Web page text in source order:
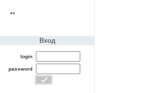
**
Вход
login
password